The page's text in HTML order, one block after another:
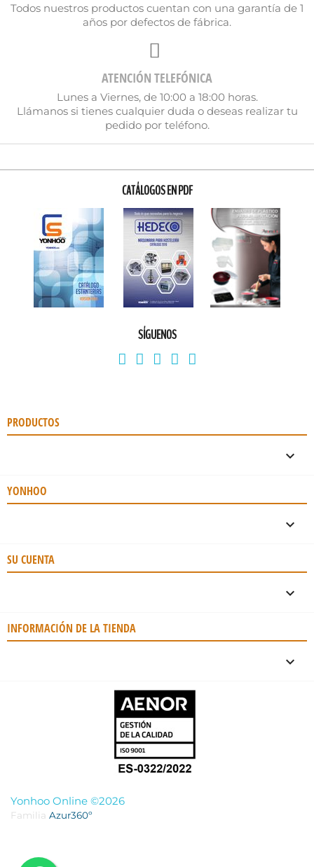
Todos nuestros productos cuentan con una garantía de 1
años por defectos de fábrica.
ATENCIÓN TELEFÓNICA
Lunes a Viernes, de 10:00 a 18:00 horas.
Llámanos si tienes cualquier duda o deseas realizar tu
pedido por teléfono.
CATÁLOGOS EN PDF
SÍGUENOS
PRODUCTOS

YONHOO

SU CUENTA

INFORMACIÓN DE LA TIENDA
keyboard_arrow_down
Yonhoo Online ©2026
Familia Azur360º